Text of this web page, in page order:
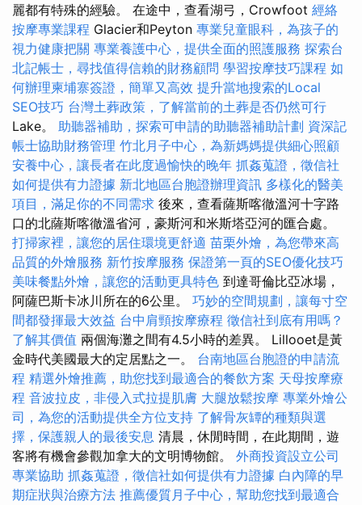
麗都有特殊的經驗。 在途中，查看湖弓，Crowfoot 經絡
按摩專業課程 Glacier和Peyton 專業兒童眼科，為孩子的
視力健康把關 專業養護中心，提供全面的照護服務 探索台
北記帳士，尋找值得信賴的財務顧問 學習按摩技巧課程 如
何辦理柬埔寨簽證，簡單又高效 提升當地搜索的Local
SEO技巧 台灣土葬政策，了解當前的土葬是否仍然可行
Lake。 助聽器補助，探索可申請的助聽器補助計劃 資深記
帳士協助財務管理 竹北月子中心，為新媽媽提供細心照顧
安養中心，讓長者在此度過愉快的晚年 抓姦蒐證，徵信社
如何提供有力證據 新北地區台胞證辦理資訊 多樣化的醫美
項目，滿足你的不同需求 後來，查看薩斯喀徹溫河十字路
口的北薩斯喀徹溫省河，豪斯河和米斯塔亞河的匯合處。
打掃家裡，讓您的居住環境更舒適 苗栗外燴，為您帶來高
品質的外燴服務 新竹按摩服務 保證第一頁的SEO優化技巧
美味餐點外燴，讓您的活動更具特色 到達哥倫比亞冰場，
阿薩巴斯卡冰川所在的6公里。 巧妙的空間規劃，讓每寸空
間都發揮最大效益 台中肩頸按摩療程 徵信社到底有用嗎？
了解其價值 兩個海灘之間有4.5小時的差異。 Lillooet是黃
金時代美國最大的定居點之一。 台南地區台胞證的申請流
程 精選外燴推薦，助您找到最適合的餐飲方案 天母按摩療
程 音波拉皮，非侵入式拉提肌膚 大腿放鬆按摩 專業外燴公
司，為您的活動提供全方位支持 了解骨灰罈的種類與選
擇，保護親人的最後安息 清晨，休閒時間，在此期間，遊
客將有機會參觀加拿大的文明博物館。 外商投資設立公司
專業協助 抓姦蒐證，徵信社如何提供有力證據 白內障的早
期症狀與治療方法 推薦優質月子中心，幫助您找到最適合